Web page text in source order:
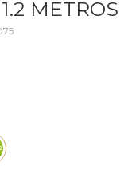
METROS